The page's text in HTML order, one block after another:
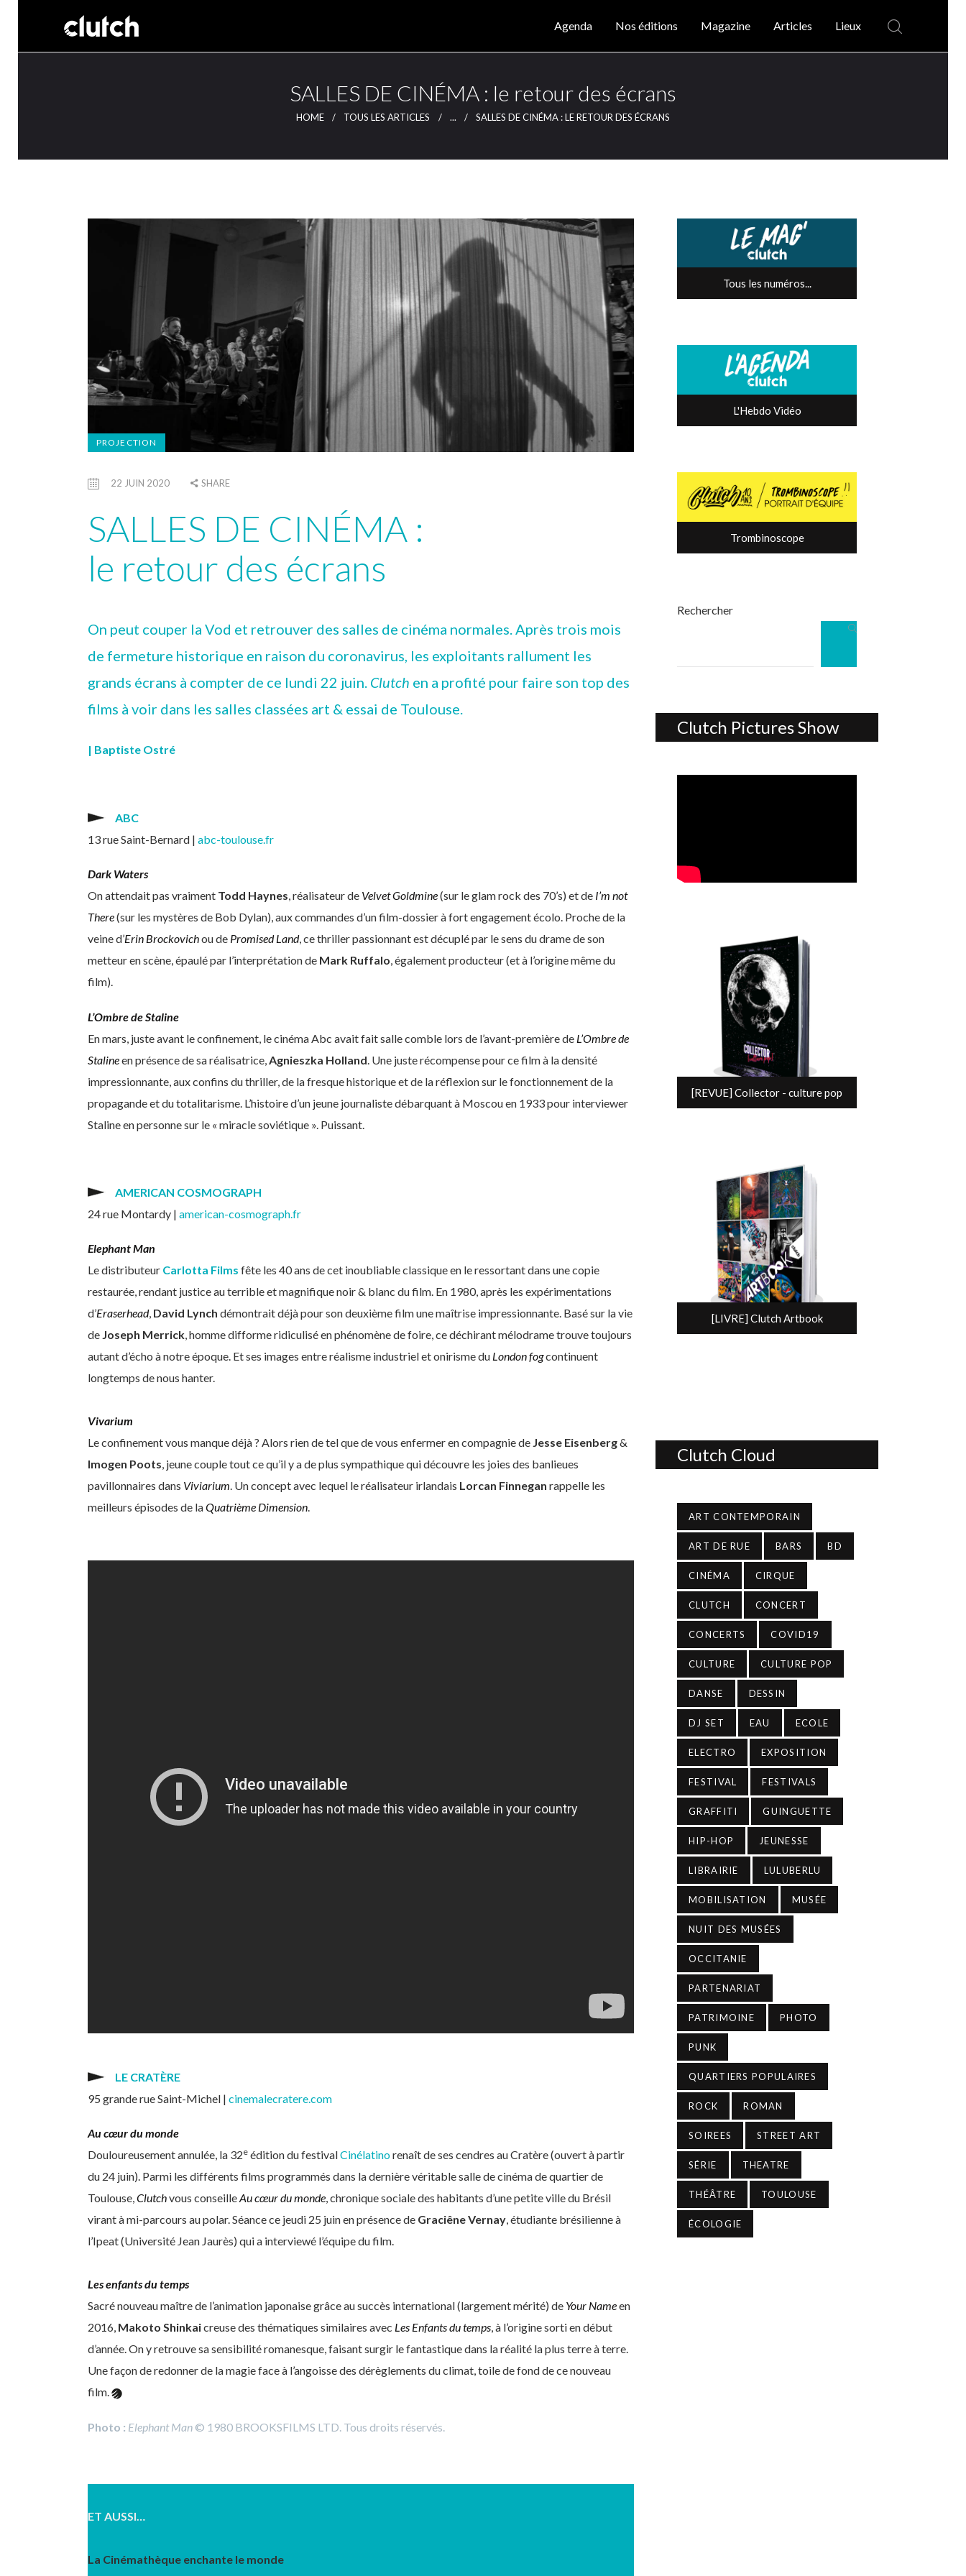
Agenda Nos éditions Magazine Articles Lieux
SALLES DE CINÉMA : le retour des écrans
HOME TOUS LES ARTICLES ... SALLES DE CINÉMA : LE RETOUR DES ÉCRANS
CLUTCH
Nos éditions
Magazine
Articles
Lieux
PROJECTION
22 JUIN 2020 SHARE
SALLES DE CINÉMA :
le retour des écrans
On peut couper la Vod et retrouver des salles de cinéma normales. Après trois mois
de fermeture historique en raison du coronavirus, les exploitants rallument les
grands écrans à compter de ce lundi 22 juin. Clutch en a profité pour faire son top des
films à voir dans les salles classées art & essai de Toulouse.
| Baptiste Ostré
ABC
13 rue Saint-Bernard | abc-toulouse.fr
Dark Waters
On attendait pas vraiment Todd Haynes, réalisateur de Velvet Goldmine(sur le glam rock des 70’s) et de I’m not
There(sur les mystères de Bob Dylan), aux commandes d’un film-dossier à fort engagement écolo. Proche de la
veine d’Erin Brockovichou de Promised Land, ce thriller passionnant est décuplé par le sens du drame de son
metteur en scène, épaulé par l’interprétation de Mark Ruffalo, également producteur (et à l’origine même du
film).
L’Ombre de Staline
En mars, juste avant le confinement, le cinéma Abc avait fait salle comble lors de l’avant-première de L’Ombre de
Stalineen présence de sa réalisatrice, Agnieszka Holland . Une juste récompense pour ce film à la densité
impressionnante, aux confins du thriller, de la fresque historique et de la réflexion sur le fonctionnement de la
propagande et du totalitarisme. L’histoire d’un jeune journaliste débarquant à Moscou en 1933 pour interviewer
Staline en personne sur le « miracle soviétique ». Puissant.
AMERICAN COSMOGRAPH
24 rue Montardy | american-cosmograph.fr
Elephant Man
Le distributeur Carlotta Films fête les 40 ans de cet inoubliable classique en le ressortant dans une copie
restaurée, rendant justice au terrible et magnifique noir & blanc du film. En 1980, après les expérimentations
d’Eraserhead, David Lynch démontrait déjà pour son deuxième film une maîtrise impressionnante. Basé sur la vie
de Joseph Merrick, homme difforme ridiculisé en phénomène de foire, ce déchirant mélodrame trouve toujours
autant d’écho à notre époque. Et ses images entre réalisme industriel et onirisme du London fogcontinuent
longtemps de nous hanter.
Vivarium
Le confinement vous manque déjà ? Alors rien de tel que de vous enfermer en compagnie de Jesse Eisenberg&
Imogen Poots, jeune couple tout ce qu’il y a de plus sympathique qui découvre les joies des banlieues
pavillonnaires dans Viviarium. Un concept avec lequel le réalisateur irlandais Lorcan Finnegan rappelle les
meilleurs épisodes de laQuatrième Dimension.
LE CRATÈRE
95 grande rue Saint-Michel | cinemalecratere.com
Au cœur du monde
Douloureusement annulée, la 32e édition du festivalCinélatinorenaît de ses cendres au Cratère (ouvert à partir
du 24 juin). Parmi les différents films programmés dans la dernière véritable salle de cinéma de quartier de
Toulouse,Clutchvous conseilleAu cœur du monde, chronique sociale des habitants d’une petite ville du Brésil
virant à mi-parcours au polar. Séance ce jeudi 25 juin en présence de Graciêne Vernay, étudiante brésilienne à
l’Ipeat (Université Jean Jaurès) qui a interviewé l’équipe du film.
Les enfants du temps
Sacré nouveau maître de l’animation japonaise grâce au succès international (largement mérité) de Your Nameen
2016, Makoto Shinkaicreuse des thématiques similaires avec Les Enfants du temps, à l’origine sorti en début
d’année. On y retrouve sa sensibilité romanesque, faisant surgir le fantastique dans la réalité la plus terre à terre.
Une façon de redonner de la magie face à l’angoisse des dérèglements du climat, toile de fond de ce nouveau
film.
Photo : Elephant Man© 1980 BROOKSFILMS LTD. Tous droits réservés.
ET AUSSI…
La Cinémathèque enchante le monde
Tous les numéros...
L'Hebdo Vidéo
Trombinoscope
Rechercher
Clutch Pictures Show
[REVUE] Collector - culture pop
[LIVRE] Clutch Artbook
Clutch Cloud
ART CONTEMPORAIN
ART DE RUE BARS BD
CINÉMA CIRQUE
CLUTCH CONCERT
CONCERTS COVID19
CULTURE CULTURE POP
DANSE DESSIN
DJ SET EAU ECOLE
ELECTRO EXPOSITION
FESTIVAL FESTIVALS
GRAFFITI GUINGUETTE
HIP-HOP JEUNESSE
LIBRAIRIE LULUBERLU
MOBILISATION MUSÉE
NUIT DES MUSÉES
OCCITANIE
PARTENARIAT
PATRIMOINE PHOTO
PUNK
QUARTIERS POPULAIRES
ROCK ROMAN
SOIREES STREET ART
SÉRIE THEATRE
THÉÂTRE TOULOUSE
ÉCOLOGIE